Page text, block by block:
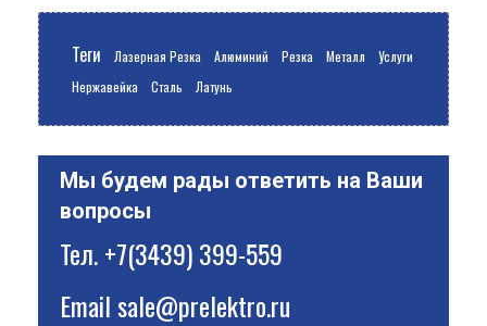
Теги Лазерная Резка Алюминий Резка Металл
Услуги
Нержавейка
Сталь Латунь
Мы будем рады ответить на Ваши
вопросы
Тел.+7(3439) 399-559
Emailsale@prelektro.ru